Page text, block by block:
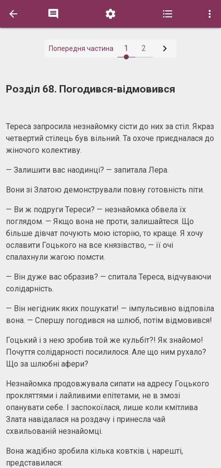
    
Попередня частина 1 2 
Розділ 68. Погодився-відмовився
Тереса запросила незнайомку сісти до них за стіл. Якраз
четвертий стілець був вільний. Та охоче приєдналася до
жіночого колективу.
— Залишити вас наодинці? — запитала Лера.
Вони зі Златою демонстрували повну готовність піти.
— Ви ж подруги Тереси? — незнайомка обвела їх
поглядом. — Якщо вона не проти, залишайтеся. Що
більше дівчат почують мою історію, то краще. Я хочу
ославити Гоцького на все князівство, — її очі
спалахнули жагою помсти.
— Він дуже вас образив? — спитала Тереса, відчуваючи
солідарність.
— Він негідник яких пошукати! — імпульсивно відповіла
вона. — Спершу погодився на шлюб, потім відмовився!
Гоцький і з нею зробив той же кульбіт?! Як знайомо!
Почуття солідарності посилилося. Але що ним рухало?
Що за шлюбні афери?
Незнайомка продовжувала сипати на адресу Гоцького
прокляттями і лайливими епітетами, не в змозі
опанувати себе. І заспокоїлася, лише коли кмітлива
Злата навідалася на роздачу і принесла чай
схвильованій незнайомці.
Вона жадібно зробила кілька ковтків і, нарешті,
представилася: